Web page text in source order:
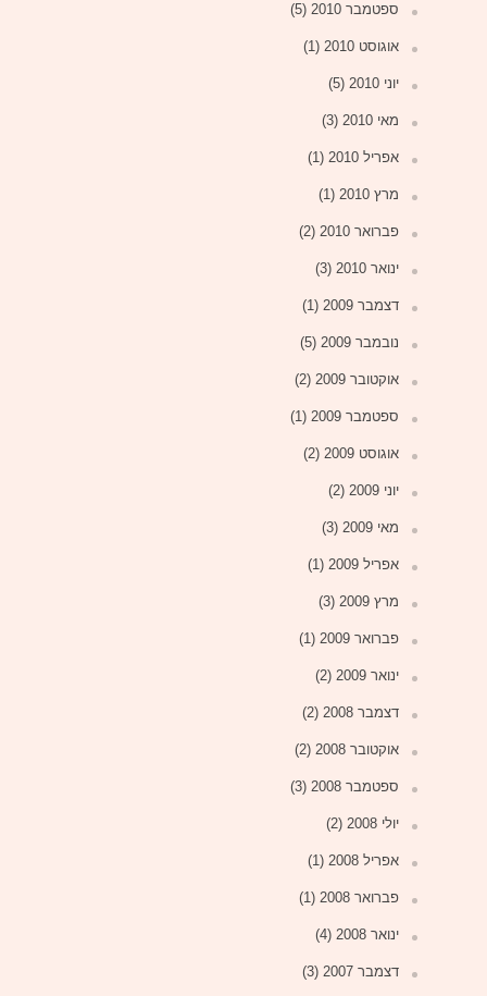
ספטמבר 2010 (5)
אוגוסט 2010 (1)
יוני 2010 (5)
מאי 2010 (3)
אפריל 2010 (1)
מרץ 2010 (1)
פברואר 2010 (2)
ינואר 2010 (3)
דצמבר 2009 (1)
נובמבר 2009 (5)
אוקטובר 2009 (2)
ספטמבר 2009 (1)
אוגוסט 2009 (2)
יוני 2009 (2)
מאי 2009 (3)
אפריל 2009 (1)
מרץ 2009 (3)
פברואר 2009 (1)
ינואר 2009 (2)
דצמבר 2008 (2)
אוקטובר 2008 (2)
ספטמבר 2008 (3)
יולי 2008 (2)
אפריל 2008 (1)
פברואר 2008 (1)
ינואר 2008 (4)
דצמבר 2007 (3)